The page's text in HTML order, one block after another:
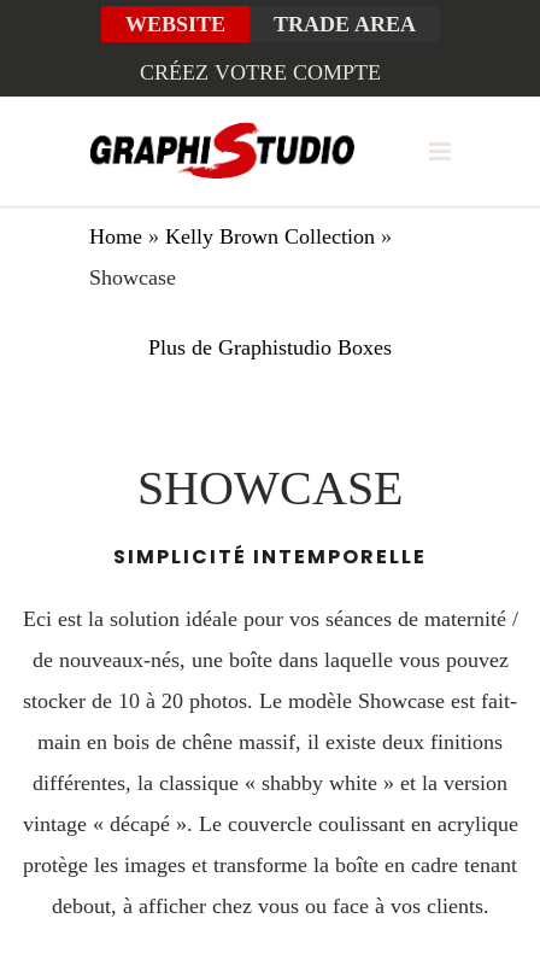
WEBSITE
TRADE AREA
CRÉEZ VOTRE COMPTE
Home » Kelly Brown Collection »
Showcase
Plus de Graphistudio Boxes
SHOWCASE
SIMPLICITÉ INTEMPORELLE
Eci est la solution idéale pour vos séances de maternité /
de nouveaux-nés, une boîte dans laquelle vous pouvez
stocker de 10 à 20 photos. Le modèle Showcase est fait-
main en bois de chêne massif, il existe deux finitions
différentes, la classique « shabby white » et la version
vintage « décapé ». Le couvercle coulissant en acrylique
protège les images et transforme la boîte en cadre tenant
debout, à afficher chez vous ou face à vos clients.